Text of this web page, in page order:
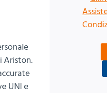
Ariston.
UNI e